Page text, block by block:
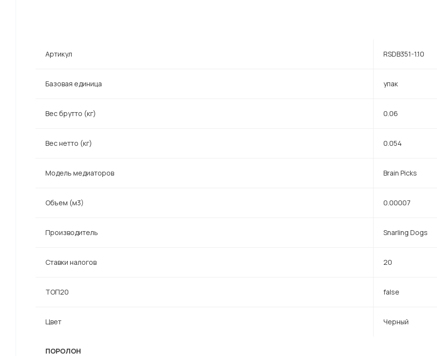
Артикул RSDB351-1.10
Базовая единица упак
Вес брутто (кг) 0.06
Вес нетто (кг) 0.054
Модель медиаторов Brain Picks
Объем (м3) 0.00007
Производитель Snarling Dogs
Ставки налогов 20
ТОП20 false
Цвет Черный
ПОРОЛОН